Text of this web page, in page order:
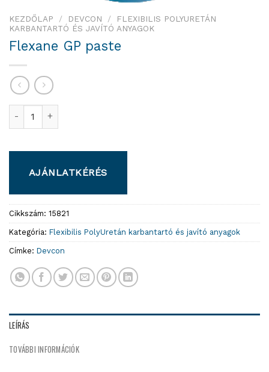
KEZDŐLAP / DEVCON /
FLEXIBILIS POLYURETÁN
KARBANTARTÓ ÉS JAVÍTÓ ANYAGOK
Flexane GP paste
AJÁNLATKÉRÉS
Cikkszám: 15821
Kategória: Flexibilis PolyUretán karbantartó és javító anyagok
Címke: Devcon
LEÍRÁS
TOVÁBBI INFORMÁCIÓK